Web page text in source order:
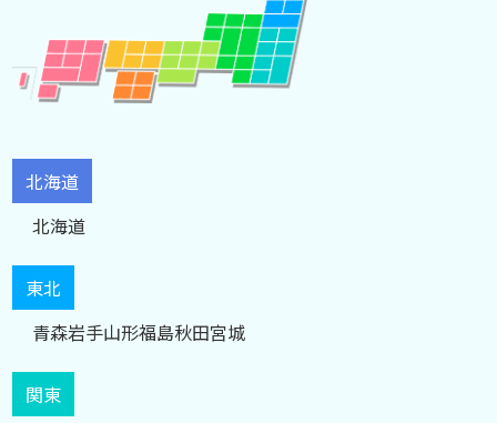
北海道
北海道
東北
青森岩手山形福島秋田宮城
関東